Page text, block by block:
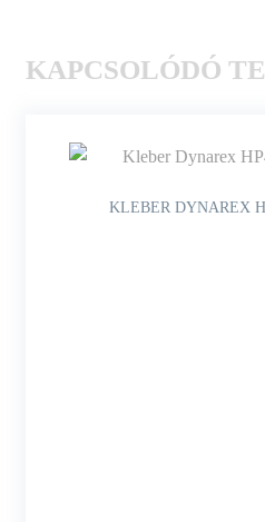
KAPCSOLÓDÓ
KLEBER DYNAREX